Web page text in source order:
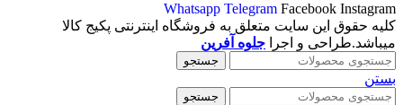
Whatsapp Telegram Facebook Instagram
کلیه حقوق این سایت متعلق به فروشگاه اینترنتی پکیج کالا
میباشد.طراحی و اجرا جلوه آفرین
جستجو
بستن
جستجو